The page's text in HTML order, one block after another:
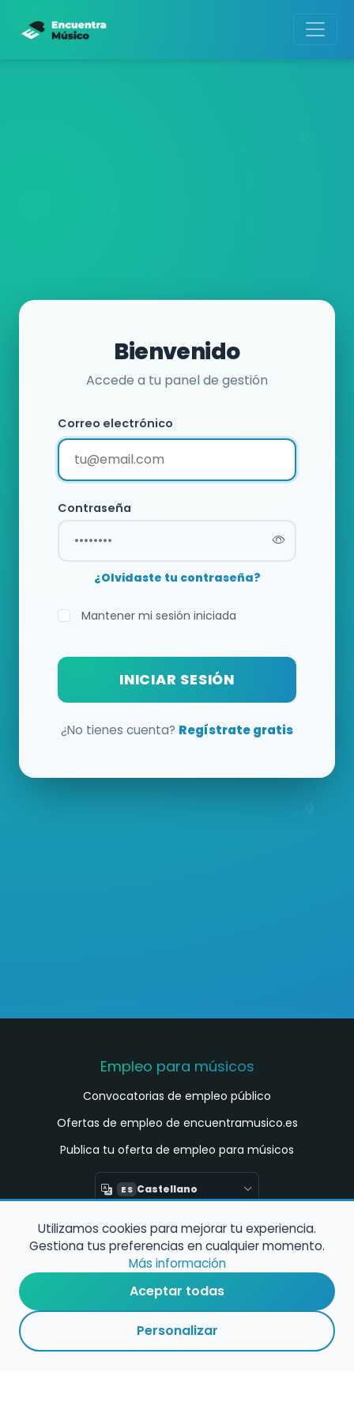
Bienvenido
Accede a tu panel de gestión
Correo electrónico
Contraseña
¿Olvidaste tu contraseña?
Mantener mi sesión iniciada
INICIAR SESIÓN
¿No tienes cuenta? Regístrate gratis
Empleo para músicos
Convocatorias de empleo público
Ofertas de empleo de encuentramusico.es
Publica tu oferta de empleo para músicos
ES Castellano
Encuentra Músico
Buscador de Músicos
Encuentra Pianista Acompañante
Asesoría para músicos y docentes
Utilizamos cookies para mejorar tu experiencia.
Gestiona tus preferencias en cualquier momento.
Más información
Aceptar todas
Personalizar